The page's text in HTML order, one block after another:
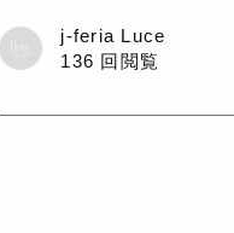
j-feria Luce
136 回閲覧